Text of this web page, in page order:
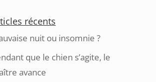
récents
nuit ou insomnie ?
que le chien s’agite, le
avance